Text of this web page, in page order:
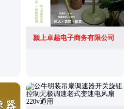
颍上卓越电子商务有限公司